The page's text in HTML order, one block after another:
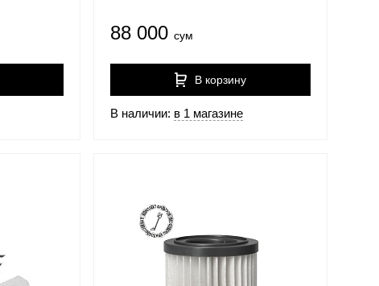
88 000сум
В корзину
В наличии: в 1 магазине